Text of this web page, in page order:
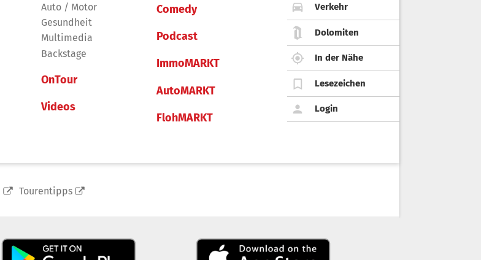
Auto / Motor
Gesundheit
Multimedia
Backstage
OnTour
Videos
Comedy
Podcast
ImmoMARKT
AutoMARKT
FlohMARKT
Verkehr
Dolomiten
In der Nähe
Lesezeichen
Login
Tourentipps